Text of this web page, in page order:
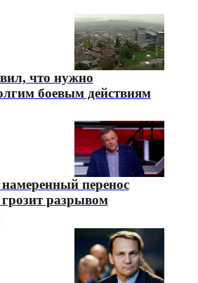
что нужно
боевым действиям
перенос
разрывом